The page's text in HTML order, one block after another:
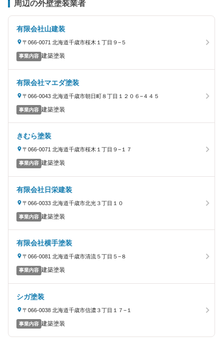
周辺の外壁塗装業者
有限会社山建装
〒066-0071 北海道千歳市桜木１丁目９−５
事業内容 建築塗装
有限会社マエダ塗装
〒066-0043 北海道千歳市朝日町８丁目１２０６−４４５
事業内容 建築塗装
きむら塗装
〒066-0071 北海道千歳市桜木１丁目９−１７
事業内容 建築塗装
有限会社日栄建装
〒066-0033 北海道千歳市北光３丁目１０
事業内容 建築塗装
有限会社横手塗装
〒066-0081 北海道千歳市清流５丁目５−８
事業内容 建築塗装
シガ塗装
〒066-0038 北海道千歳市信濃３丁目１７−１
事業内容 建築塗装